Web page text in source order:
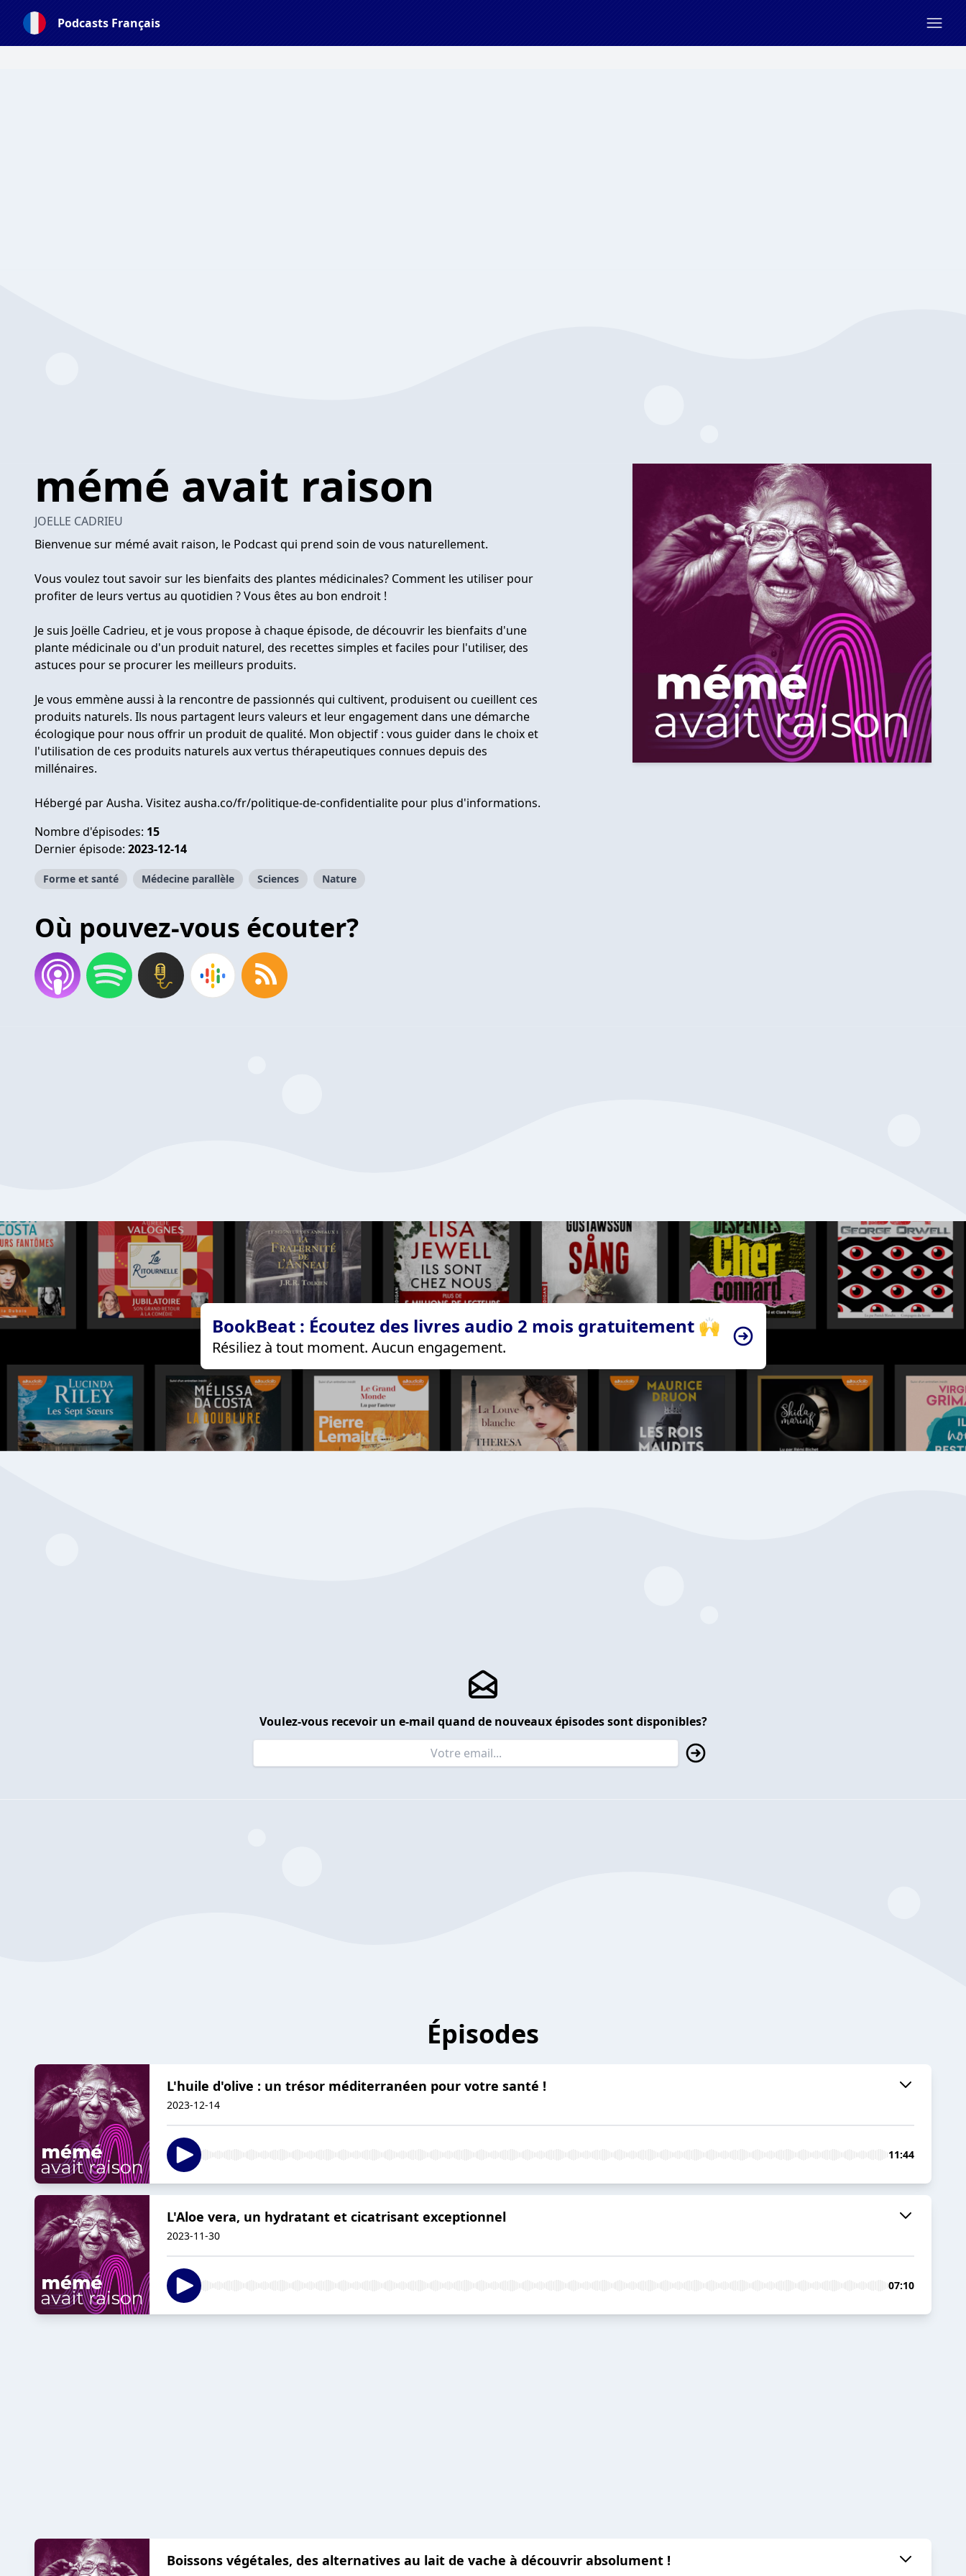
Podcasts Français
mémé avait raison
JOELLE CADRIEU
Bienvenue sur mémé avait raison, le Podcast qui prend soin de vous naturellement.
Vous voulez tout savoir sur les bienfaits des plantes médicinales? Comment les utiliser pour
profiter de leurs vertus au quotidien ? Vous êtes au bon endroit !
Je suis Joëlle Cadrieu, et je vous propose à chaque épisode, de découvrir les bienfaits d'une
plante médicinale ou d'un produit naturel, des recettes simples et faciles pour l'utiliser, des
astuces pour se procurer les meilleurs produits.
Je vous emmène aussi à la rencontre de passionnés qui cultivent, produisent ou cueillent ces
produits naturels. Ils nous partagent leurs valeurs et leur engagement dans une démarche
écologique pour nous offrir un produit de qualité. Mon objectif : vous guider dans le choix et
l'utilisation de ces produits naturels aux vertus thérapeutiques connues depuis des
millénaires.
Hébergé par Ausha. Visitez ausha.co/fr/politique-de-confidentialite pour plus d'informations.
Nombre d'épisodes: 15
Dernier épisode: 2023-12-14
Forme et santé Médecine parallèle Sciences Nature
Où pouvez-vous écouter?
BookBeat : Écoutez des livres audio 2 mois gratuitement 🙌
Résiliez à tout moment. Aucun engagement.
Voulez-vous recevoir un e-mail quand de nouveaux épisodes sont disponibles?
Épisodes
L'huile d'olive : un trésor méditerranéen pour votre santé !
2023-12-14
11:44
L'Aloe vera, un hydratant et cicatrisant exceptionnel
2023-11-30
07:10
Boissons végétales, des alternatives au lait de vache à découvrir absolument !